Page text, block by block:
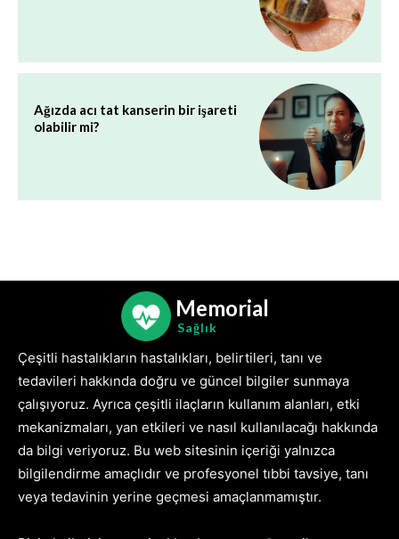
Ağızda acı tat kanserin bir işareti
olabilir mi?
Memorial
Sağlık
Çeşitli hastalıkların hastalıkları, belirtileri, tanı ve
tedavileri hakkında doğru ve güncel bilgiler sunmaya
çalışıyoruz. Ayrıca çeşitli ilaçların kullanım alanları, etki
mekanizmaları, yan etkileri ve nasıl kullanılacağı hakkında
da bilgi veriyoruz. Bu web sitesinin içeriği yalnızca
bilgilendirme amaçlıdır ve profesyonel tıbbi tavsiye, tanı
veya tedavinin yerine geçmesi amaçlanmamıştır.